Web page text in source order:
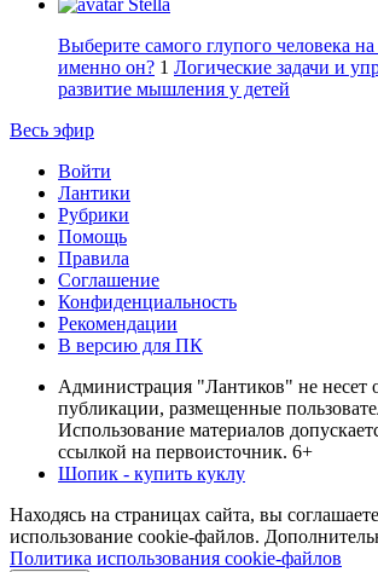
Stella
Выберите самого глупого человека
именно он? 1 Логические задачи и
развитие мышления у детей
Весь эфир
Войти
Лантики
Рубрики
Помощь
Правила
Соглашение
Конфиденциальность
Рекомендации
В версию для ПК
Администрация "Лантиков" не несет
публикации, размещенные
Использование материалов
ссылкой на первоисточник. 6+
Шопик - купить куклу
Находясь на страницах сайта, вы
использование cookie-файлов.
Политика использования cookie-файлов